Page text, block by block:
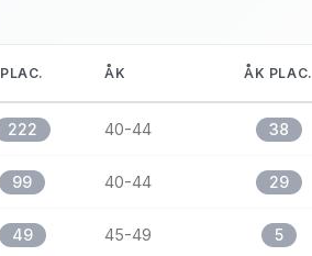
PLAC. ÅK ÅK PLAC.
222 40-44 38
99 40-44 29
49 45-49 5